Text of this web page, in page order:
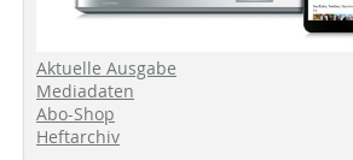
Aktuelle Ausgabe
Mediadaten
Abo-Shop
Heftarchiv